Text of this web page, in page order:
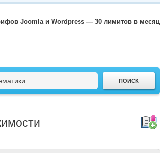
Joomla и Wordpress — 30 лимитов в